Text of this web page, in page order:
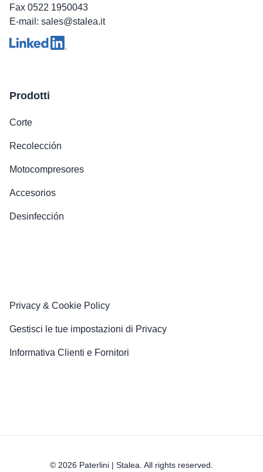
Fax 0522 1950043
E-mail: sales@stalea.it
Prodotti
Corte
Recolección
Motocompresores
Accesorios
Desinfección
Privacy & Cookie Policy
Gestisci le tue impostazioni di Privacy
Informativa Clienti e Fornitori
© 2026 Paterlini | Stalea. All rights reserved.